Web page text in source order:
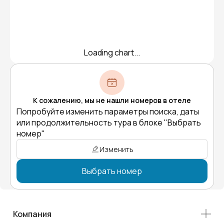
Loading chart...
К сожалению, мы не нашли номеров в отеле
Попробуйте изменить параметры поиска, даты
или продолжительность тура в блоке "Выбрать
номер"
Изменить
Выбрать номер
Компания